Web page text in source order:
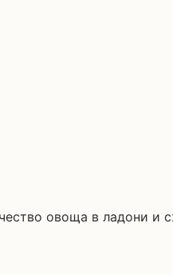
овоща в ладони и